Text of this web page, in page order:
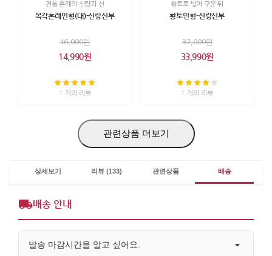
전통 혼례의 신랑과 신
목각혼례인형(대)-신랑신부
16,000원
14,990원
1 개의 리뷰
황토로 빚어 구운 뒤
황토인형-신랑신부
37,000원
33,990원
1 개의 리뷰
관련상품 더보기
상세보기 리뷰 (133) 관련상품 배송
배송 안내
발송 마감시간을 알고 싶어요.